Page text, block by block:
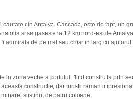
din Antalya. Cascada, este de fapt, un
si se gaseste la 12 km nord-est de
admirata de pe mal sau chiar in larg cu ajutorul
in zona veche a portului, fiind construita prin
constructie, dar turistii raman
sustinut de patru coloane.